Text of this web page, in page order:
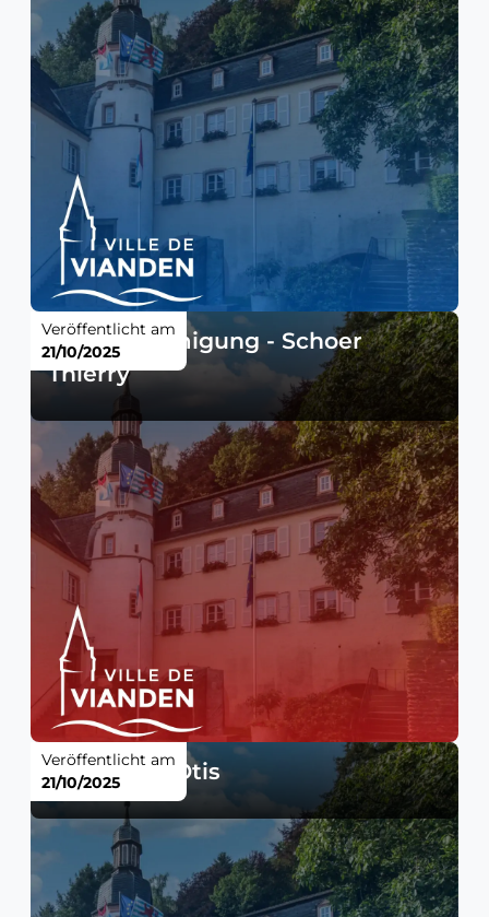
Baugenehmigung - Schoer
Thierry
Veröffentlicht am
21/10/2025
Meinung - Otis
Veröffentlicht am
21/10/2025